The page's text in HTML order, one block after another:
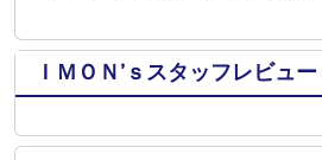
ＩＭＯＮ’ｓスタッフレビュー